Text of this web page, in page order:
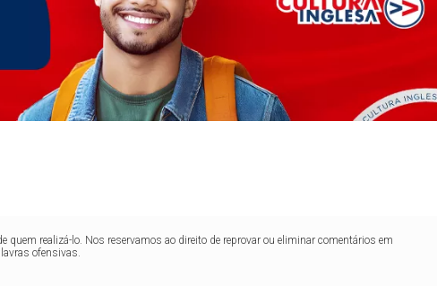
quem realizá-lo. Nos reservamos ao direito de reprovar ou eliminar comentários em
ofensivas.